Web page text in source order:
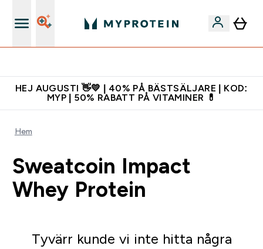
HEJ AUGUSTI 👋💛 | 40% PÅ BÄSTSÄLJARE | KOD:
MYP | 50% RABATT PÅ VITAMINER 💊
Hem
Sweatcoin Impact
Whey Protein
Tyvärr kunde vi inte hitta några